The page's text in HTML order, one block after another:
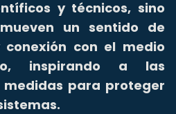
y técnicos, sino
un sentido de
con el medio
inspirando a las
para proteger